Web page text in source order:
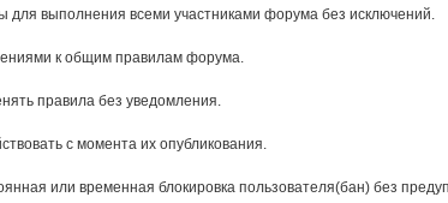
выполнения всеми участниками форума без исключений.
к общим правилам форума.
правила без уведомления.
с момента их опубликования.
или временная блокировка пользователя(бан) без